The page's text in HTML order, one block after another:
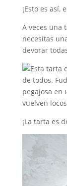
¡Esto es así,
A veces una
necesitas
devorar
¡La tarta es